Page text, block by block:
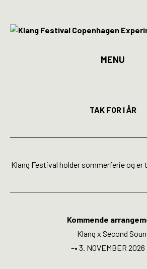
MENU
Billetter
Open
TAK FOR I ÅR
Klang Festival holder sommerferie og er
Kommende
Klang x Second
–• 3. NOVEMBER 2026